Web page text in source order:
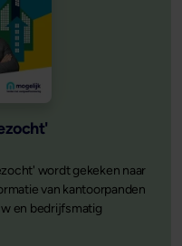
wordt gekeken naar
van kantoorpanden
en bedrijfsmatig